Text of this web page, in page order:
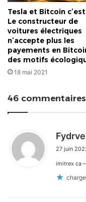
Tesla et Bitcoin
Le constructeur de
voitures électriques
n’accepte plus les
payements en
des motifs
18 mai 2021
46 commentaires
Fydrve
27 juin
imitrex ca –